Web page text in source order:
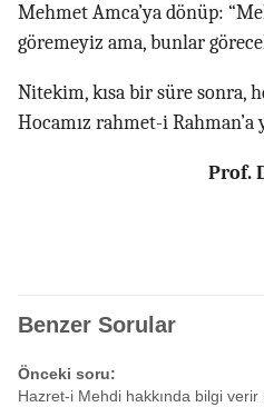
Mehmet Amca’ya dönüp:
göremeyiz ama, bunlar
Nitekim, kısa bir süre sonra,
Hocamız rahmet-i Rahman’a
Prof.
Benzer Sorular
Önceki soru:
Hazret-i Mehdi hakkında bilgi